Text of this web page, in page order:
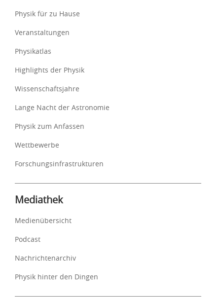
Physik für zu Hause
Veranstaltungen
Physikatlas
Highlights der Physik
Wissenschaftsjahre
Lange Nacht der Astronomie
Physik zum Anfassen
Wettbewerbe
Forschungsinfrastrukturen
Mediathek
Medienübersicht
Podcast
Nachrichtenarchiv
Physik hinter den Dingen